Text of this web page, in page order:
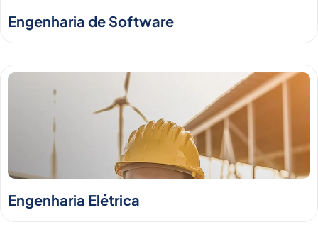
Engenharia de Software
Engenharia Elétrica